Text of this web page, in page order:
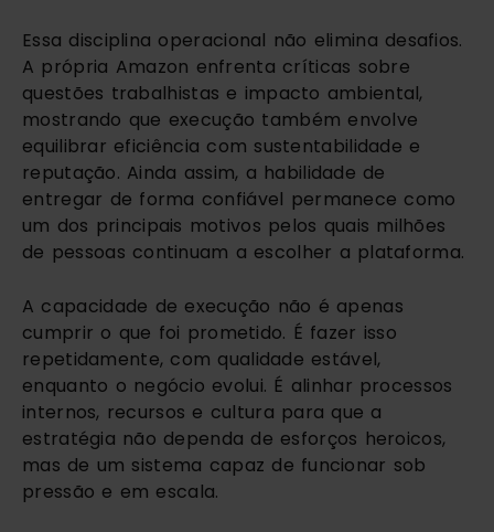
Essa disciplina operacional não elimina desafios.
A própria Amazon enfrenta críticas sobre
questões trabalhistas e impacto ambiental,
mostrando que execução também envolve
equilibrar eficiência com sustentabilidade e
reputação. Ainda assim, a habilidade de
entregar de forma confiável permanece como
um dos principais motivos pelos quais milhões
de pessoas continuam a escolher a plataforma.
A capacidade de execução não é apenas
cumprir o que foi prometido. É fazer isso
repetidamente, com qualidade estável,
enquanto o negócio evolui. É alinhar processos
internos, recursos e cultura para que a
estratégia não dependa de esforços heroicos,
mas de um sistema capaz de funcionar sob
pressão e em escala.